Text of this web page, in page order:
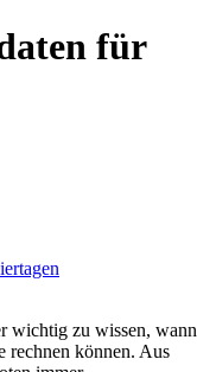
für
wichtig zu wissen, wann
rechnen können. Aus